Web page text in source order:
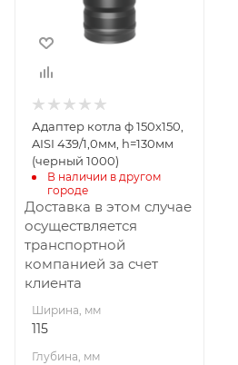
Высота, мм
130
Материал
Нержавеющая
сталь
Адаптер котла ф 150х150,
AISI 439/1,0мм, h=130мм
(черный 1000)
В наличии в другом
городе
Доставка в этом случае
осуществляется
транспортной
компанией за счет
клиента
Ширина, мм
115
Глубина, мм